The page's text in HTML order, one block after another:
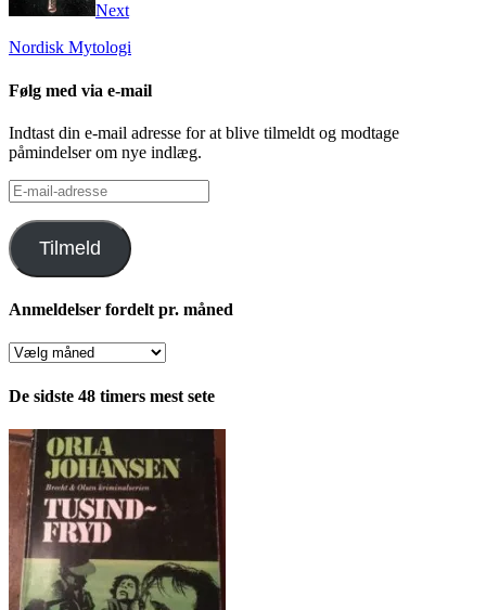
Next
Nordisk Mytologi
Følg med via e-mail
Indtast din e-mail adresse for at blive tilmeldt og modtage
påmindelser om nye indlæg.
E-
mail-
adresse
Tilmeld
Anmeldelser fordelt pr. måned
Anmeldelser
pr.
De sidste 48 timers mest sete